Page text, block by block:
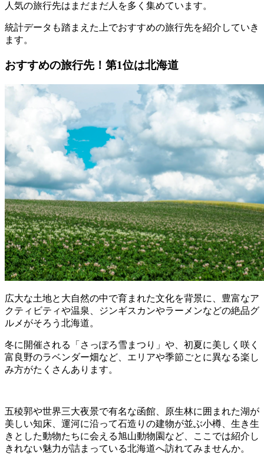
人気の旅行先はまだまだ人を多く集めています。
統計データも踏まえた上でおすすめの旅行先を紹介していき
ます。
おすすめの旅行先！第1位は北海道
広大な土地と大自然の中で育まれた文化を背景に、豊富なア
クティビティや温泉、ジンギスカンやラーメンなどの絶品グ
ルメがそろう北海道。
冬に開催される「さっぽろ雪まつり」や、初夏に美しく咲く
富良野のラベンダー畑など、エリアや季節ごとに異なる楽し
み方がたくさんあります。
五稜郭や世界三大夜景で有名な函館、原生林に囲まれた湖が
美しい知床、運河に沿って石造りの建物が並ぶ小樽、生き生
きとした動物たちに会える旭山動物園など、ここでは紹介し
きれない魅力が詰まっている北海道へ訪れてみませんか。